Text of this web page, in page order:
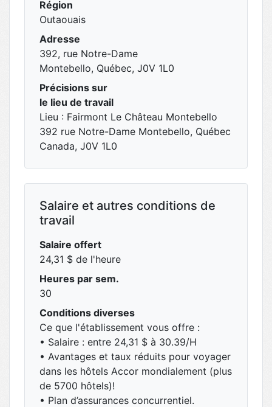
Région
Outaouais
Adresse
392, rue Notre-Dame
Montebello, Québec, J0V 1L0
Précisions sur
le lieu de travail
Lieu : Fairmont Le Château Montebello
392 rue Notre-Dame Montebello, Québec
Canada, J0V 1L0
Salaire et autres conditions de
travail
Salaire offert
24,31 $ de l'heure
Heures par sem.
30
Conditions diverses
Ce que l'établissement vous offre :
• Salaire : entre 24,31 $ à 30.39/H
• Avantages et taux réduits pour voyager
dans les hôtels Accor mondialement (plus
de 5700 hôtels)!
• Plan d’assurances concurrentiel.